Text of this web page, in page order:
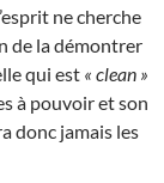
ne cherche
de la démontrer
qui est « clean »
à pouvoir et son
donc jamais les